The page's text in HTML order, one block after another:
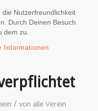
Nutzerfreundlichkeit
Durch Deinen Besuch
dem zu.
Informationen
/ von alle Verein